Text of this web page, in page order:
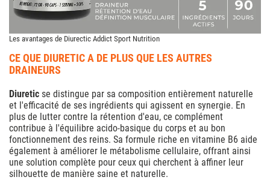
Les avantages de Diurectic Addict Sport Nutrition
CE QUE DIURETIC A DE PLUS QUE LES AUTRES
DRAINEURS
Diuretic se distingue par sa composition entièrement naturelle
et l'efficacité de ses ingrédients qui agissent en synergie. En
plus de lutter contre la rétention d'eau, ce complément
contribue à l'équilibre acido-basique du corps et au bon
fonctionnement des reins. Sa formule riche en vitamine B6 aide
également à améliorer le métabolisme cellulaire, offrant ainsi
une solution complète pour ceux qui cherchent à affiner leur
silhouette de manière saine et naturelle.